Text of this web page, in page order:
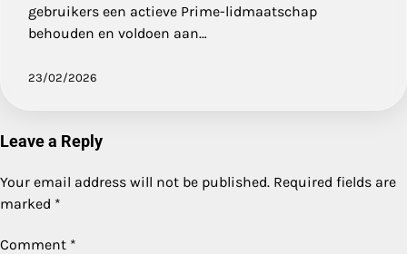
gebruikers een actieve Prime-lidmaatschap
behouden en voldoen aan…
23/02/2026
Leave a Reply
Your email address will not be published. Required fields are
marked *
Comment *